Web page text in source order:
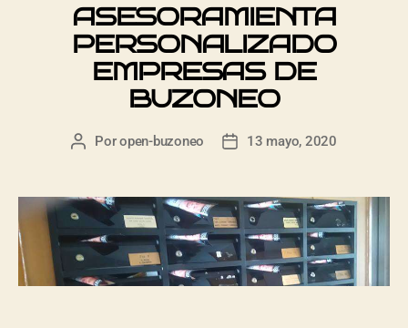
ASESORAMIENTA
PERSONALIZADO
EMPRESAS DE
BUZONEO
Poropen-buzoneo 13 mayo, 2020